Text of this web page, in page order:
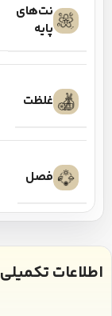
نت‌های
پایه
غلظت
فصل
اطلاعات تکمیلی